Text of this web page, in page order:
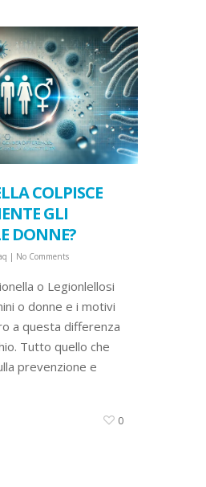
COLPISCE
GLI
DONNE?
| No Comments
o Legionlellosi
o donne e i motivi
a questa differenza
Tutto quello che
prevenzione e
0